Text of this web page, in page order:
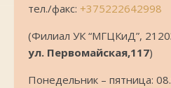
тел./факс: +375222642998
(Филиал УК “МГЦКиД”,
ул. Первомайская,117)
Понедельник – пятница: